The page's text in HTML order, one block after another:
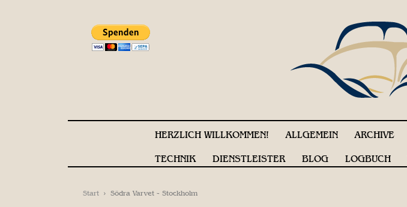
HERZLICH WILLKOMMEN! ALLGEMEIN ARCHIVE
TECHNIK DIENSTLEISTER BLOG LOGBUCH
Start Södra Varvet - Stockholm